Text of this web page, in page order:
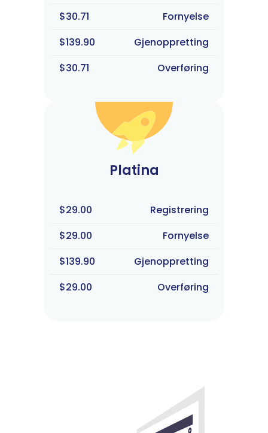
$30.71
Fornyelse
$139.90
Gjenoppretting
$30.71
Overføring
Platina
$29.00
Registrering
$29.00
Fornyelse
$139.90
Gjenoppretting
$29.00
Overføring